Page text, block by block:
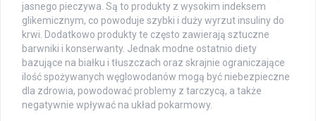
jasnego pieczywa. Są to produkty z wysokim indeksem
glikemicznym, co powoduje szybki i duży wyrzut insuliny do
krwi. Dodatkowo produkty te często zawierają sztuczne
barwniki i konserwanty. Jednak modne ostatnio diety
bazujące na białku i tłuszczach oraz skrajnie ograniczające
ilość spożywanych węglowodanów mogą być niebezpieczne
dla zdrowia, powodować problemy z tarczycą, a także
negatywnie wpływać na układ pokarmowy.